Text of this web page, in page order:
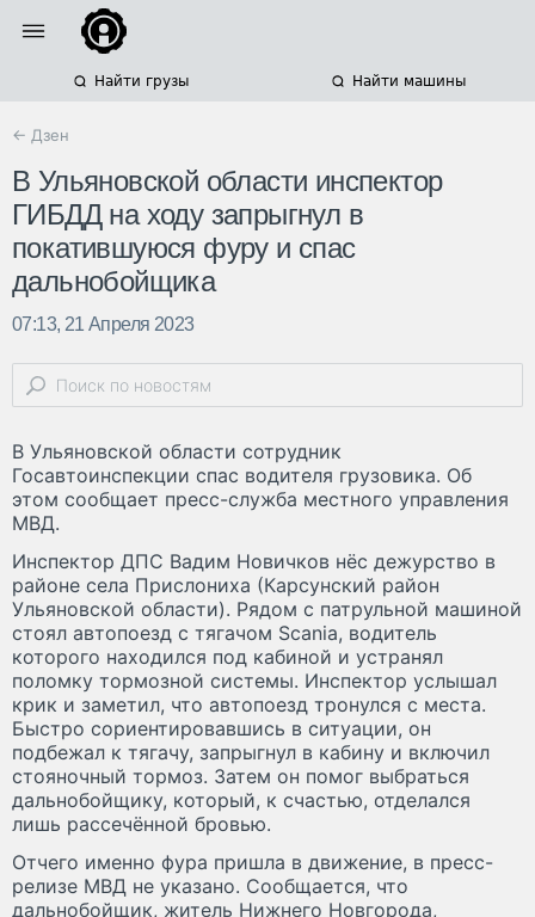
Найти грузы Найти машины
← Дзен
В Ульяновской области инспектор
ГИБДД на ходу запрыгнул в
покатившуюся фуру и спас
дальнобойщика
07:13, 21 Апреля 2023
В Ульяновской области сотрудник
Госавтоинспекции спас водителя грузовика. Об
этом сообщает пресс-служба местного управления
МВД.
Инспектор ДПС Вадим Новичков нёс дежурство в
районе села Прислониха (Карсунский район
Ульяновской области). Рядом с патрульной машиной
стоял автопоезд с тягачом Scania, водитель
которого находился под кабиной и устранял
поломку тормозной системы. Инспектор услышал
крик и заметил, что автопоезд тронулся с места.
Быстро сориентировавшись в ситуации, он
подбежал к тягачу, запрыгнул в кабину и включил
стояночный тормоз. Затем он помог выбраться
дальнобойщику, который, к счастью, отделался
лишь рассечённой бровью.
Отчего именно фура пришла в движение, в пресс-
релизе МВД не указано. Сообщается, что
дальнобойщик, житель Нижнего Новгорода,